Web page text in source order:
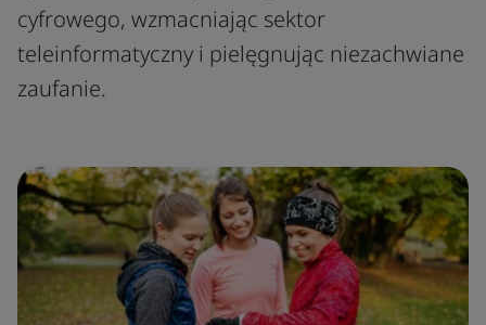
cyfrowego, wzmacniając sektor
teleinformatyczny i pielęgnując niezachwiane
zaufanie.